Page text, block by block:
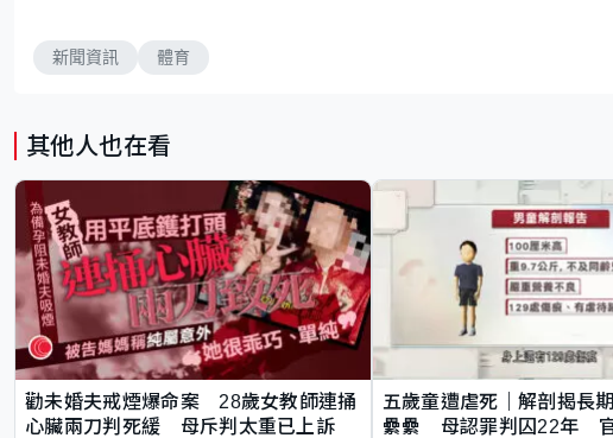
新聞資訊 體育
其他人也在看
勸未婚夫戒煙爆命案 28歲女教師連捅
心臟兩刀判死緩 母斥判太重已上訴
五歲童遭虐死｜解剖揭長
纍纍 母認罪判囚22年 官